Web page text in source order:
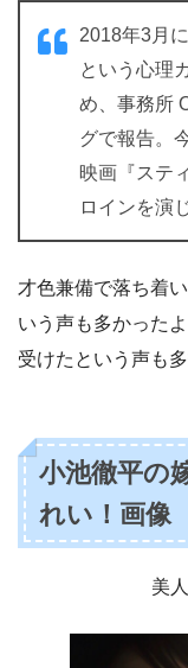
2018年3月
という心理
め、事務所
グで報告。
映画『ステ
ロインを演
才色兼備で落ち着
いう声も多かった
受けたという声も
小池徹平の
れい！画像
美